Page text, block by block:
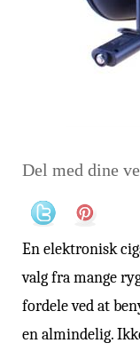
Del med dine
En elektronisk
valg fra mange
fordele ved at
en almindelig.